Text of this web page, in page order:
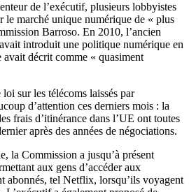
de l’exécutif, plusieurs lobbyistes
le marché unique numérique de « plus
Barroso. En 2010, l’ancien
introduit une politique numérique en
décrit comme « quasiment
sur les télécoms laissés par
d’attention ces derniers mois : la
frais d’itinérance dans l’UE ont toutes
après des années de négociations.
la Commission a jusqu’à présent
aux gens d’accéder aux
abonnés, tel Netflix, lorsqu’ils voyagent